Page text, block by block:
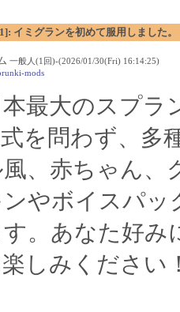
イミグランを初めて服用しました。
一般人(1回)-(2026/01/30(Fri) 16:14:25)
mods
最大のスプラ
を問わず、多
、赤ちゃん、
ンやボイスパ
。あなた好み
しみください